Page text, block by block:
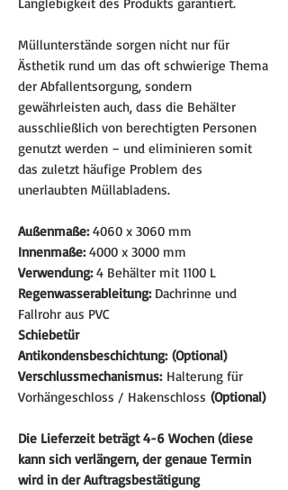
Müllunterstände sorgen nicht nur für
Ästhetik rund um das oft schwierige Thema
der Abfallentsorgung, sondern
gewährleisten auch, dass die Behälter
ausschließlich von berechtigten Personen
genutzt werden – und eliminieren somit
das zuletzt häufige Problem des
unerlaubten Müllabladens.
Außenmaße:4060 x 3060 mm
Innenmaße:4000 x 3000 mm
Verwendung:4 Behälter mit 1100 L
Regenwasserableitung:Dachrinne und
Fallrohr aus PVC
Schiebetür
Antikondensbeschichtung: (Optional)
Verschlussmechanismus: Halterung für
Vorhängeschloss / Hakenschloss (Optional)
Die Lieferzeit beträgt 4-6 Wochen (diese
kann sich verlängern, der genaue Termin
wird in der Auftragsbestätigung